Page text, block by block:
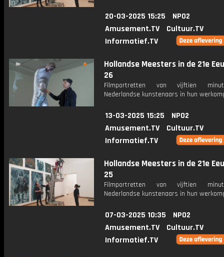
20-03-2025 15:25
NPO2
Amusement.TV
Cultuur.TV
Informatief.TV
Hollandse Meesters in de 21e
26
Filmportretten van vijftien
Nederlandse kunstenaars in hun
13-03-2025 15:25
NPO2
Amusement.TV
Cultuur.TV
Informatief.TV
Hollandse Meesters in de 21e
25
Filmportretten van vijftien
Nederlandse kunstenaars in hun
07-03-2025 10:35
NPO2
Amusement.TV
Cultuur.TV
Informatief.TV